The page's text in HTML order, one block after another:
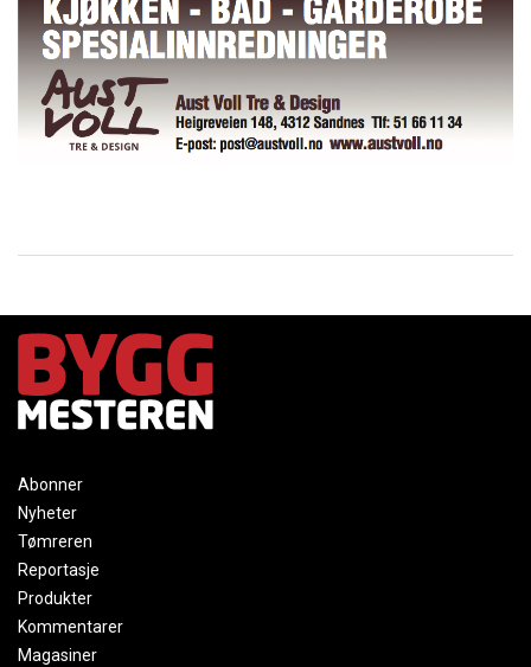
Abonner
Nyheter
Tømreren
Reportasje
Produkter
Kommentarer
Magasiner